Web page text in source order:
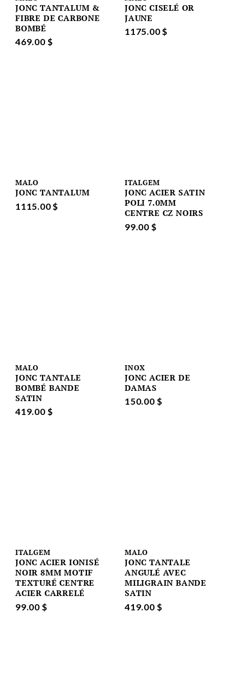
JONC TANTALUM &
FIBRE DE CARBONE
BOMBÉ
469.00 $
JONC CISELÉ OR
JAUNE
1175.00 $
MALO
JONC TANTALUM
1115.00 $
ITALGEM
JONC ACIER SATIN
POLI 7.0MM
CENTRE CZ NOIRS
99.00 $
MALO
JONC TANTALE
BOMBÉ BANDE
SATIN
419.00 $
INOX
JONC ACIER DE
DAMAS
150.00 $
ITALGEM
JONC ACIER IONISÉ
NOIR 8MM MOTIF
TEXTURÉ CENTRE
ACIER CARRELÉ
99.00 $
MALO
JONC TANTALE
ANGULÉ AVEC
MILIGRAIN BANDE
SATIN
419.00 $